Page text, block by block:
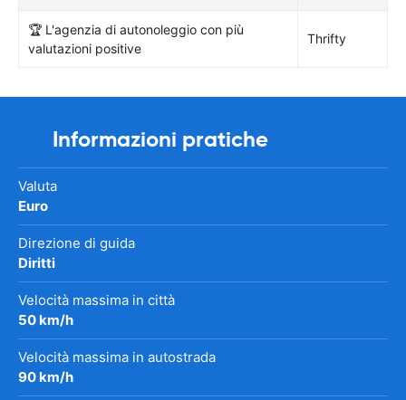
🏆 L'agenzia di autonoleggio con più
valutazioni positive
Thrifty
Informazioni pratiche
Valuta
Euro
Direzione di guida
Diritti
Velocità massima in città
50 km/h
Velocità massima in autostrada
90 km/h